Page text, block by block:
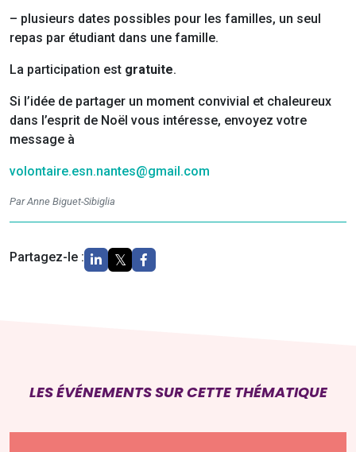
– plusieurs dates possibles pour les familles, un seul
repas par étudiant dans une famille.
La participation est gratuite.
Si l’idée de partager un moment convivial et chaleureux
dans l’esprit de Noël vous intéresse, envoyez votre
message à
volontaire.esn.nantes@gmail.com
Par Anne Biguet-Sibiglia
Partagez-le :
LES ÉVÉNEMENTS SUR CETTE THÉMATIQUE